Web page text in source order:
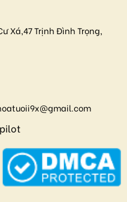
Xá,47 Trịnh Đình Trọng,